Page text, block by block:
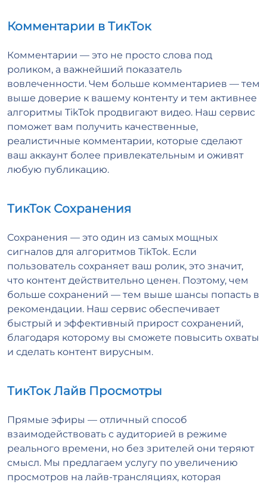
Комментарии в ТикТок
Комментарии — это не просто слова под
роликом, а важнейший показатель
вовлеченности. Чем больше комментариев — тем
выше доверие к вашему контенту и тем активнее
алгоритмы TikTok продвигают видео. Наш сервис
поможет вам получить качественные,
реалистичные комментарии, которые сделают
ваш аккаунт более привлекательным и оживят
любую публикацию.
ТикТок Сохранения
Сохранения — это один из самых мощных
сигналов для алгоритмов TikTok. Если
пользователь сохраняет ваш ролик, это значит,
что контент действительно ценен. Поэтому, чем
больше сохранений — тем выше шансы попасть в
рекомендации. Наш сервис обеспечивает
быстрый и эффективный прирост сохранений,
благодаря которому вы сможете повысить охваты
и сделать контент вирусным.
ТикТок Лайв Просмотры
Прямые эфиры — отличный способ
взаимодействовать с аудиторией в режиме
реального времени, но без зрителей они теряют
смысл. Мы предлагаем услугу по увеличению
просмотров на лайв-трансляциях, которая